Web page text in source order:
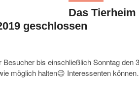
Das
geschlossen
bis einschließlich Sonntag den
möglich halten😉 Interessenten